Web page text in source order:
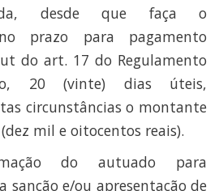
desde que faça o
prazo para pagamento
do art. 17 do Regulamento
20 (vinte) dias úteis,
circunstâncias o montante
mil e oitocentos reais).
do autuado para
sanção e/ou apresentação de